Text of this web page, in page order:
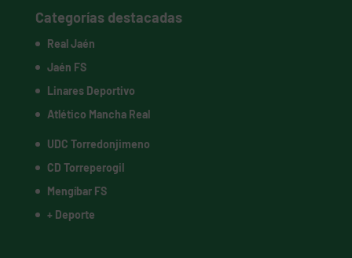
Categorías destacadas
Real Jaén
Jaén FS
Linares Deportivo
Atlético Mancha Real
UDC Torredonjimeno
CD Torreperogil
Mengíbar FS
+ Deporte